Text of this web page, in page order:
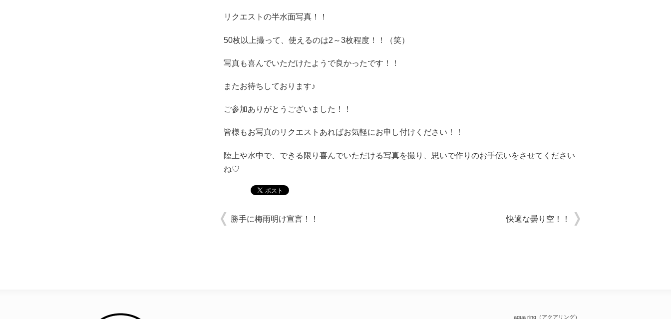
リクエストの半水面写真！！
50枚以上撮って、使えるのは2～3枚程度！！（笑）
写真も喜んでいただけたようで良かったです！！
またお待ちしております♪
ご参加ありがとうございました！！
皆様もお写真のリクエストあればお気軽にお申し付けください！！
陸上や水中で、できる限り喜んでいただける写真を撮り、思いで作りのお手伝いをさせてください
ね♡
勝手に梅雨明け宣言！！ 快適な曇り空！！
aqua ring（アクアリング）